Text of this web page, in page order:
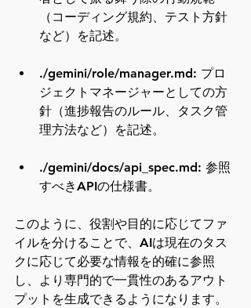
（コーディング規約、テスト方針
など）を記述。
./gemini/role/manager.md: プロ
ジェクトマネージャーとしての方
針（進捗報告のルール、タスク管
理方法など）を記述。
./gemini/docs/api_spec.md: 参照
すべきAPIの仕様書。
このように、役割や目的に応じてファ
イルを分けることで、AIは現在のタス
クに応じて必要な情報を的確に参照
し、より専門的で一貫性のあるアウト
プットを生成できるようになります。